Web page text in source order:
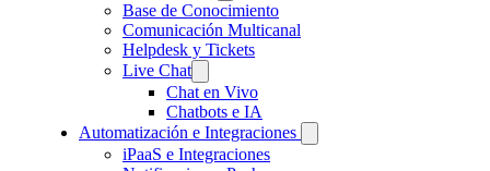
Base de Conocimiento
Comunicación Multicanal
Helpdesk y Tickets
Live Chat
Chat en Vivo
Chatbots e IA
Automatización e Integraciones
iPaaS e Integraciones